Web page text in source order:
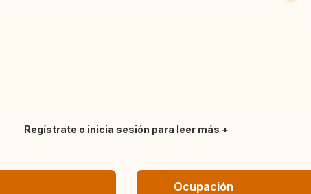
Regístrate o inicia sesión para leer más
Ocupación